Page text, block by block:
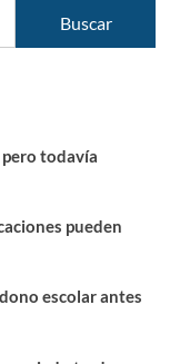
pero todavía
pueden
escolar antes